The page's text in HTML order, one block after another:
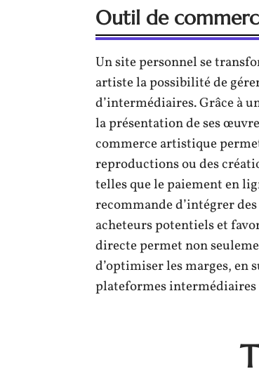
Outil de
Un site personnel se
artiste la possibilité de
d’intermédiaires. Grâce à
la présentation de ses
commerce artistique
reproductions ou des
telles que le paiement en
recommande d’intégrer
acheteurs potentiels et
directe permet non
d’optimiser les marges, en
plateformes